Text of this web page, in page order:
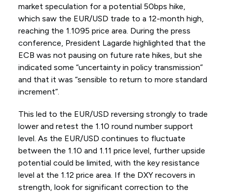
market speculation for a potential 50bps hike,
which saw the EUR/USD trade to a 12-month high,
reaching the 1.1095 price area. During the press
conference, President Lagarde highlighted that the
ECB was not pausing on future rate hikes, but she
indicated some “uncertainty in policy transmission”
and that it was “sensible to return to more standard
increment”.
This led to the EUR/USD reversing strongly to trade
lower and retest the 1.10 round number support
level. As the EUR/USD continues to fluctuate
between the 1.10 and 1.11 price level, further upside
potential could be limited, with the key resistance
level at the 1.12 price area. If the DXY recovers in
strength, look for significant correction to the